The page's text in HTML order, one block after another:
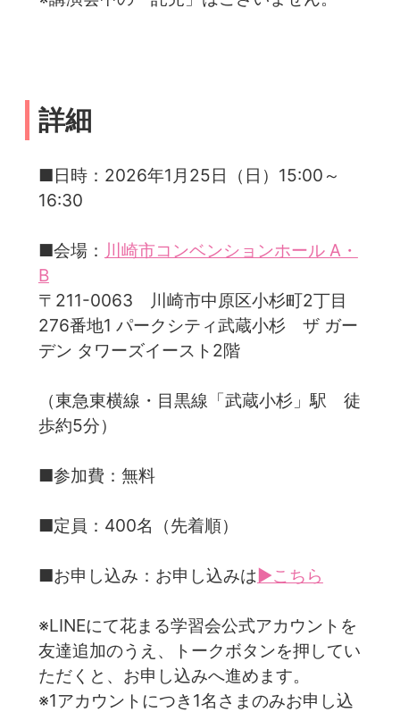
詳細
■日時：2026年1月25日（日）15:00～
16:30
■会場： 川崎市コンベンションホール A・
B
〒211-0063 川崎市中原区小杉町2丁目
276番地1 パークシティ武蔵小杉 ザ ガー
デン タワーズイースト2階
（東急東横線・目黒線「武蔵小杉」駅 徒
歩約5分）
■参加費：無料
■定員：400名（先着順）
■お申し込み：お申し込みは▶こちら
※LINEにて花まる学習会公式アカウントを
友達追加のうえ、トークボタンを押してい
ただくと、お申し込みへ進めます。
※1アカウントにつき1名さまのみお申し込